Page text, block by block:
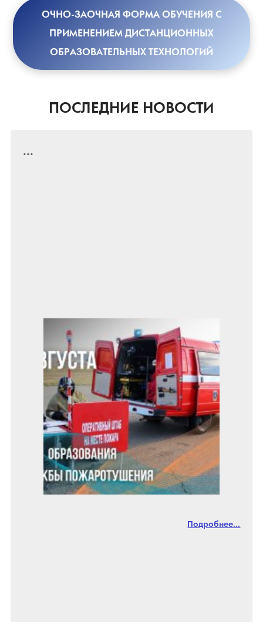
ОЧНО-ЗАОЧНАЯ ФОРМА ОБУЧЕНИЯ С
ПРИМЕНЕНИЕМ ДИСТАНЦИОННЫХ
ОБРАЗОВАТЕЛЬНЫХ ТЕХНОЛОГИЙ
ПОСЛЕДНИЕ НОВОСТИ
...
Подробнее...